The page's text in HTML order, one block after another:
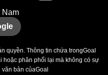
Nam
quyền. Thông tin chứa trongGoal
hoặc phân phối lại mà không có sự
bản củaGoal